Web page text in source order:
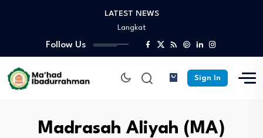
LATEST NEWS
Turnamen Persahabatan antar Santri Pesantren Sekabupaten
Langkat
Selamat Sukses Gelar Magister Pedidikan Pimpinan Pesantren…
Praktek Dakwah Lapangan dan Peskil Ramadhan –…
Diantara Takbir Dan Air Mata Pengorbanan –…
Fathul Kutub Santri Kelas 12 Ponpes Ibadurrahman…
Selamat Sukses Gelar Magister Pedidikan Pimpinan Pesantren…
Follow Us
Sign In
Madrasah Aliyah (MA)